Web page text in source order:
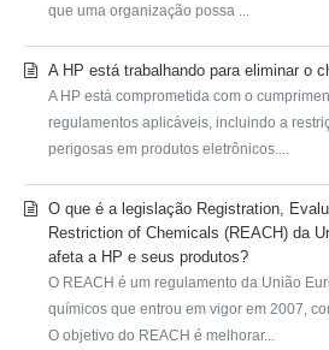
que uma organização possa ...
A HP está trabalhando para eliminar o
A HP está comprometida com o
regulamentos aplicáveis, incluindo a
perigosas em produtos eletrônicos....
O que é a legislação Registration,
Restriction of Chemicals (REACH) da
afeta a HP e seus produtos?
O REACH é um regulamento da União
químicos que entrou em vigor em 2007,
O objetivo do REACH é melhorar...